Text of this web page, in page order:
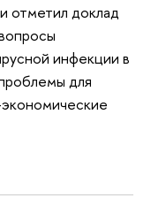
отметил доклад
инфекции в
для